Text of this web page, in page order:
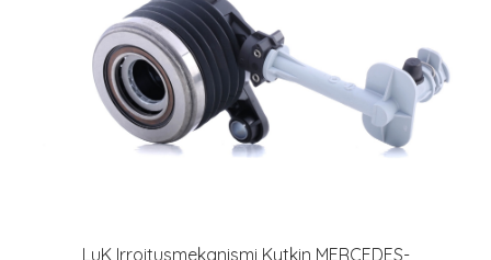
LuK Irroitusmekanismi Kytkin MERCEDES-